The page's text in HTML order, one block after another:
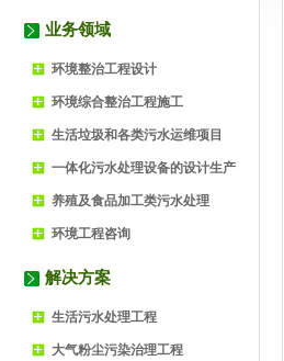
业务领域
环境整治工程设计
环境综合整治工程施工
生活垃圾和各类污水运维项目
一体化污水处理设备的设计生产
养殖及食品加工类污水处理
环境工程咨询
解决方案
生活污水处理工程
大气粉尘污染治理工程